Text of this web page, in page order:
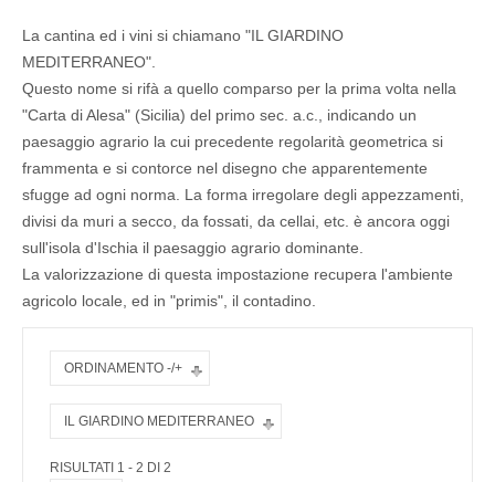
La cantina ed i vini si chiamano "IL GIARDINO
MEDITERRANEO".
Questo nome si rifà a quello comparso per la prima volta nella
"Carta di Alesa" (Sicilia) del primo sec. a.c., indicando un
paesaggio agrario la cui precedente regolarità geometrica si
frammenta e si contorce nel disegno che apparentemente
sfugge ad ogni norma. La forma irregolare degli appezzamenti,
divisi da muri a secco, da fossati, da cellai, etc. è ancora oggi
sull'isola d'Ischia il paesaggio agrario dominante.
La valorizzazione di questa impostazione recupera l'ambiente
agricolo locale, ed in "primis", il contadino.
ORDINAMENTO -/+
IL GIARDINO MEDITERRANEO
RISULTATI 1 - 2 DI 2